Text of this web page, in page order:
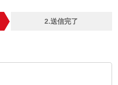
2.送信完了